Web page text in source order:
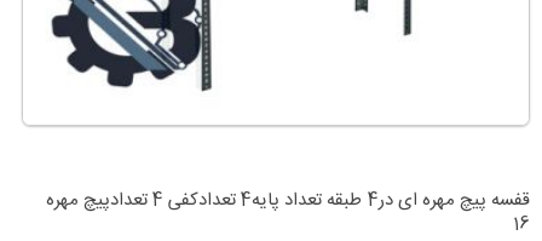
قفسه پیچ مهره ای در4 طبقه تعداد پایه4 تعدادکفی 4 تعدادپیچ مهره
16